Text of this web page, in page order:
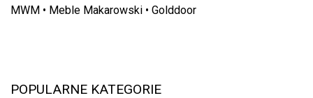
MWM • Meble Makarowski • Golddoor
POPULARNE KATEGORIE